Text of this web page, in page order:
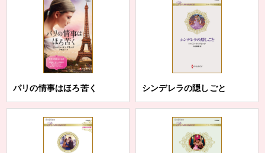
パリの情事はほろ苦く シンデレラの隠しごと